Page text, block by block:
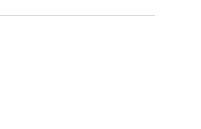
но береговая линия
несколько дорог. Сам
– каменистое,
образуют плёсы